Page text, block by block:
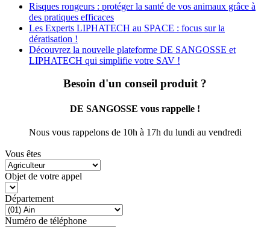
Risques rongeurs : protéger la santé de vos animaux grâce à
des pratiques efficaces
Les Experts LIPHATECH au SPACE : focus sur la
dératisation !
Découvrez la nouvelle plateforme DE SANGOSSE et
LIPHATECH qui simplifie votre SAV !​
Besoin d'un conseil produit ?
DE SANGOSSE vous rappelle !
Nous vous rappelons de 10h à 17h du lundi au vendredi
Vous êtes
Objet de votre appel
Département
Numéro de téléphone